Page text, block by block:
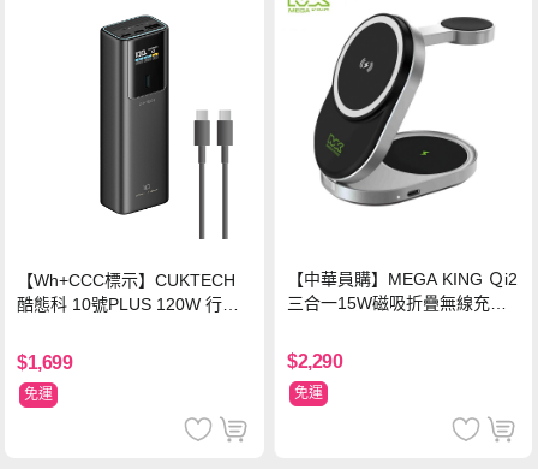
【Wh+CCC標示】CUKTECH
酷態科 10號PLUS 120W 行動
色
$1,699
免運
【中華員購】MEGA KING Ｑi2
三合一15W磁吸折疊無線充電
$2,290
免運